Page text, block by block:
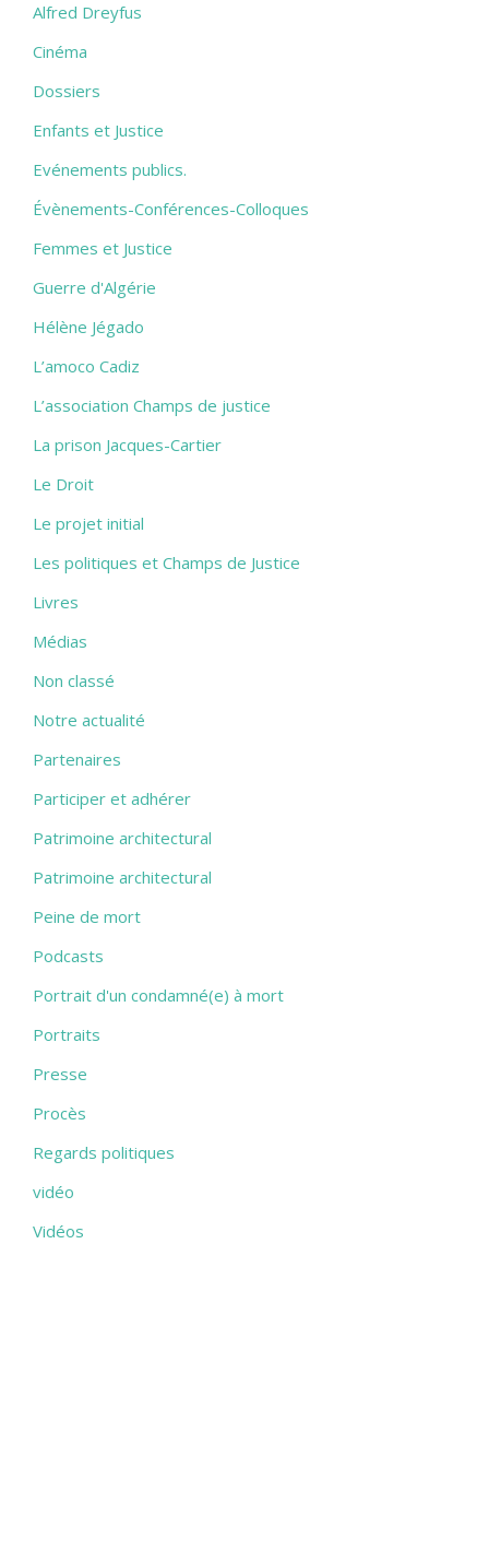
Alfred Dreyfus
Cinéma
Dossiers
Enfants et Justice
Evénements publics.
Évènements-Conférences-Colloques
Femmes et Justice
Guerre d'Algérie
Hélène Jégado
L’amoco Cadiz
L’association Champs de justice
La prison Jacques-Cartier
Le Droit
Le projet initial
Les politiques et Champs de Justice
Livres
Médias
Non classé
Notre actualité
Partenaires
Participer et adhérer
Patrimoine architectural
Patrimoine architectural
Peine de mort
Podcasts
Portrait d'un condamné(e) à mort
Portraits
Presse
Procès
Regards politiques
vidéo
Vidéos